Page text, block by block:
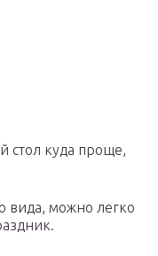
стол куда проще,
вида, можно легко